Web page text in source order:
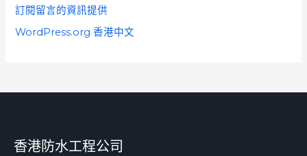
訂閱留言的資訊提供
WordPress.org 香港中文
香港防水工程公司